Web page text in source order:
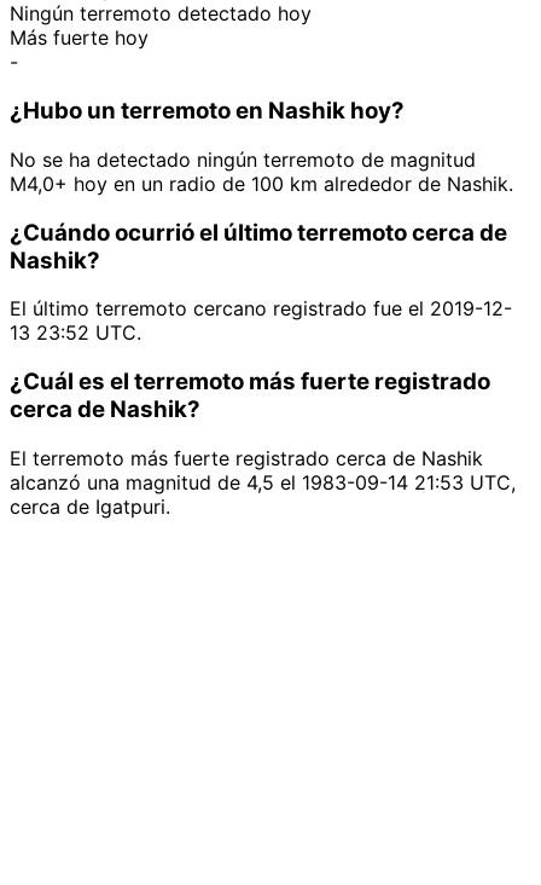
Ningún terremoto detectado hoy
Más fuerte hoy
-
¿Hubo un terremoto en Nashik hoy?
No se ha detectado ningún terremoto de magnitud
M4,0+ hoy en un radio de 100 km alrededor de Nashik.
¿Cuándo ocurrió el último terremoto cerca de
Nashik?
El último terremoto cercano registrado fue el 2019-12-
13 23:52 UTC.
¿Cuál es el terremoto más fuerte registrado
cerca de Nashik?
El terremoto más fuerte registrado cerca de Nashik
alcanzó una magnitud de 4,5 el 1983-09-14 21:53 UTC,
cerca de Igatpuri.